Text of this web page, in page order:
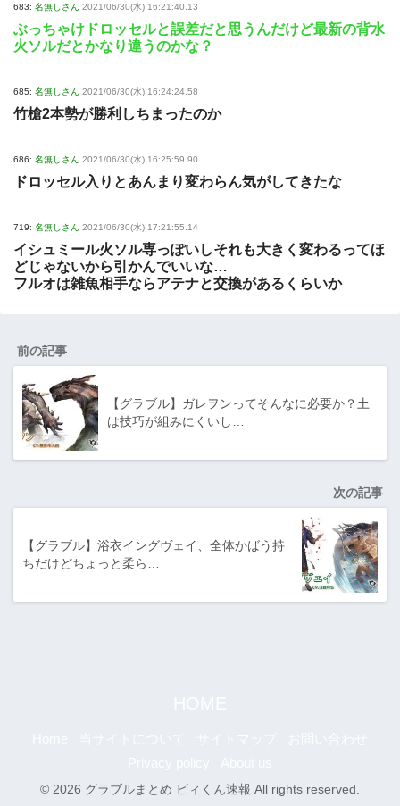
683: 名無しさん 2021/06/30(水) 16:21:40.13
ぶっちゃけドロッセルと誤差だと思うんだけど最新の背水
火ソルだとかなり違うのかな？
685: 名無しさん 2021/06/30(水) 16:24:24.58
竹槍2本勢が勝利しちまったのか
686: 名無しさん 2021/06/30(水) 16:25:59.90
ドロッセル入りとあんまり変わらん気がしてきたな
719: 名無しさん 2021/06/30(水) 17:21:55.14
イシュミール火ソル専っぽいしそれも大きく変わるってほ
どじゃないから引かんでいいな…
フルオは雑魚相手ならアテナと交換があるくらいか
前の記事
【グラブル】ガレヲンってそんなに必要か？土
は技巧が組みにくいし…
次の記事
【グラブル】浴衣イングヴェイ、全体かばう持
ちだけどちょっと柔ら…
© 2026 グラブルまとめ ビィくん速報 All rights reserved.